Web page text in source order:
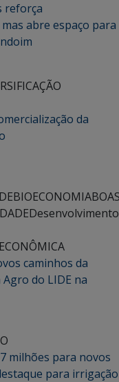
reforça
abre espaço para
da
BIOECONOMIA
Desenvolvimento
caminhos da
do LIDE na
milhões para novos
para irrigação